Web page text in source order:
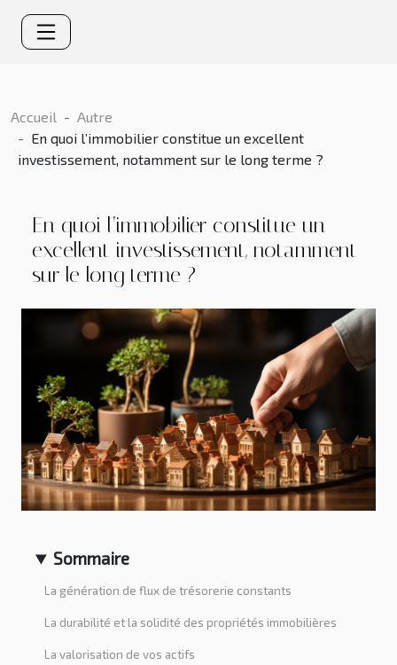
Accueil
Autre
En quoi l’immobilier constitue un excellent
investissement, notamment sur le long terme ?
En quoi l’immobilier constitue un
excellent investissement, notamment
sur le long terme ?
Sommaire
La génération de flux de trésorerie constants
La durabilité et la solidité des propriétés immobilières
La valorisation de vos actifs